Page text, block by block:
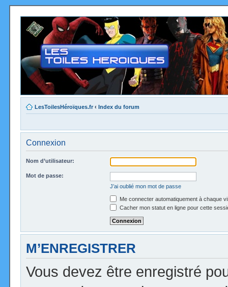
LesToilesHéroïques.fr ‹ Index du forum
Connexion
Nom d’utilisateur:
Mot de passe:
J’ai oublié mon mot de passe
Me connecter automatiquement à chaque
Cacher mon statut en ligne pour cette
M’ENREGISTRER
Vous devez être enregistré